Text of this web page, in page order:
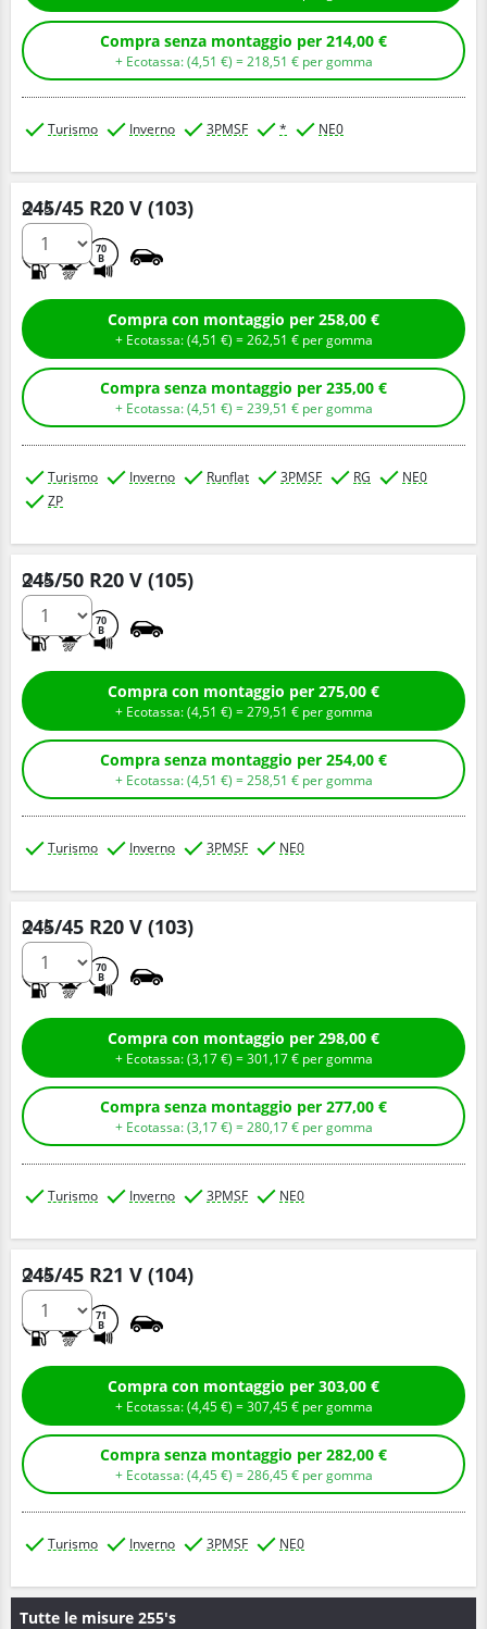
Compra senza montaggio per 214,00 €
+ Ecotassa: (4,51 € ) =218,51 € per gomma
Turismo Inverno 3PMSF * NE0
245/45 R20 V (103)
70
B
Q.tà
Compra con montaggio per 258,00 €
+ Ecotassa: (4,51 € ) =262,51 € per gomma
Compra senza montaggio per 235,00 €
+ Ecotassa: (4,51 € ) =239,51 € per gomma
Turismo Inverno Runflat 3PMSF RG
NE0
ZP
245/50 R20 V (105)
70
B
Q.tà
Compra con montaggio per 275,00 €
+ Ecotassa: (4,51 € ) =279,51 € per gomma
Compra senza montaggio per 254,00 €
+ Ecotassa: (4,51 € ) =258,51 € per gomma
Turismo Inverno 3PMSF NE0
245/45 R20 V (103)
70
B
Q.tà
Compra con montaggio per 298,00 €
+ Ecotassa: (3,17€ ) =301,17€ per gomma
Compra senza montaggio per 277,00 €
+ Ecotassa: (3,17€ ) =280,17€ per gomma
Turismo Inverno 3PMSF NE0
245/45 R21 V (104)
71
B
Q.tà
Compra con montaggio per 303,00 €
+ Ecotassa: (4,45€ ) =307,45€ per gomma
Compra senza montaggio per 282,00 €
+ Ecotassa: (4,45€ ) =286,45€ per gomma
Turismo Inverno 3PMSF NE0
Tutte le misure 255's